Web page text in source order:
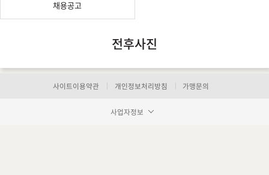
채용공고
전후사진
사이트이용약관 개인정보처리방침 가맹문의
사업자정보